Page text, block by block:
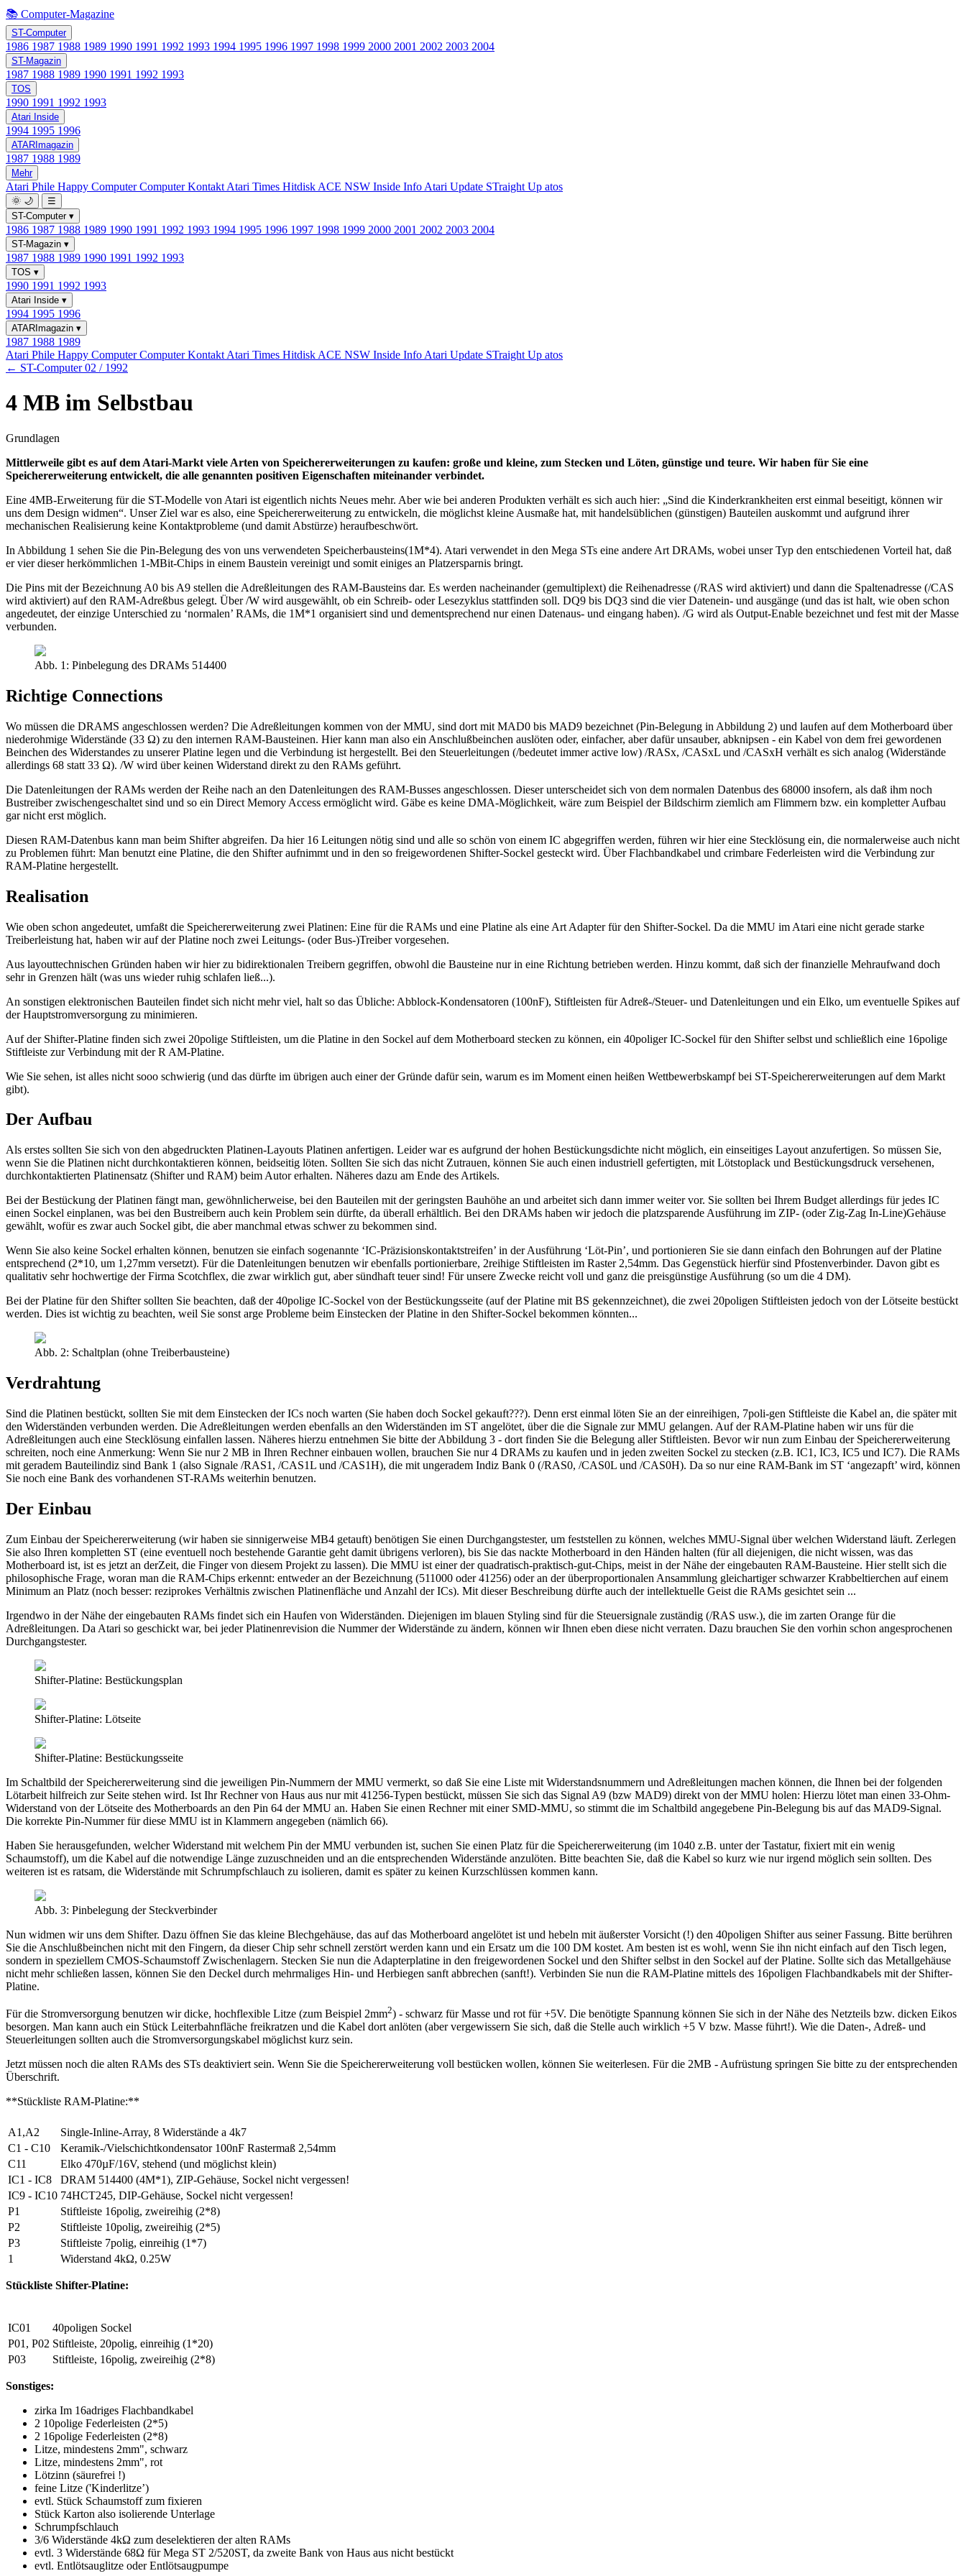
📚 Computer-Magazine
ST-Computer
1986 1987 1988 1989 1990 1991 1992 1993 1994 1995 1996 1997 1998 1999 2000 2001 2002 2003 2004
ST-Magazin
1987 1988 1989 1990 1991 1992 1993
TOS
1990 1991 1992 1993
Atari Inside
1994 1995 1996
ATARImagazin
1987 1988 1989
Mehr
Atari Phile Happy ComputerComputer Kontakt Atari Times Hitdisk ACE NSW Inside Info Atari Update STraight Up atos
🌞 🌙
☰
ST-Computer ▾
1986 1987 1988 1989 1990 1991 1992 1993 1994 1995 1996 1997 1998 1999 2000 2001 2002 2003 2004
ST-Magazin ▾
1987 1988 1989 1990 1991 1992 1993
TOS ▾
1990 1991 1992 1993
Atari Inside ▾
1994 1995 1996
ATARImagazin ▾
1987 1988 1989
Atari Phile Happy ComputerComputer Kontakt Atari Times Hitdisk ACE NSW Inside Info Atari Update STraight Up atos
← ST-Computer 02 / 1992
4 MB im Selbstbau
Grundlagen
Mittlerweile gibt es auf dem Atari-Markt viele Arten von Speichererweiterungen zu kaufen: große und kleine, zum Stecken und Löten, günstige und teure. Wir haben für Sie eine
Speichererweiterung entwickelt, die alle genannten positiven Eigenschaften miteinander verbindet.
Eine 4MB-Erweiterung für die ST-Modelle von Atari ist eigentlich nichts Neues mehr. Aber wie bei anderen Produkten verhält es sich auch hier: „Sind die Kinderkrankheiten erst einmal beseitigt, können wir
uns dem Design widmen“. Unser Ziel war es also, eine Speichererweiterung zu entwickeln, die möglichst kleine Ausmaße hat, mit handelsüblichen (günstigen) Bauteilen auskommt und aufgrund ihrer
mechanischen Realisierung keine Kontaktprobleme (und damit Abstürze) heraufbeschwört.
In Abbildung 1 sehen Sie die Pin-Belegung des von uns verwendeten Speicherbausteins(1M*4). Atari verwendet in den Mega STs eine andere Art DRAMs, wobei unser Typ den entschiedenen Vorteil hat, daß
er vier dieser herkömmlichen 1-MBit-Chips in einem Baustein vereinigt und somit einiges an Platzersparnis bringt.
Die Pins mit der Bezeichnung A0 bis A9 stellen die Adreßleitungen des RAM-Bausteins dar. Es werden nacheinander (gemultiplext) die Reihenadresse (/RAS wird aktiviert) und dann die Spaltenadresse (/CAS
wird aktiviert) auf den RAM-Adreßbus gelegt. Über /W wird ausgewählt, ob ein Schreib- oder Lesezyklus stattfinden soll. DQ9 bis DQ3 sind die vier Datenein- und ausgänge (und das ist halt, wie oben schon
angedeutet, der einzige Unterschied zu ‘normalen’ RAMs, die 1M*1 organisiert sind und dementsprechend nur einen Datenaus- und eingang haben). /G wird als Output-Enable bezeichnet und fest mit der Masse
verbunden.
Abb. 1: Pinbelegung des DRAMs 514400
Richtige Connections
Wo müssen die DRAMS angeschlossen werden? Die Adreßleitungen kommen von der MMU, sind dort mit MAD0 bis MAD9 bezeichnet (Pin-Belegung in Abbildung 2) und laufen auf dem Motherboard über
niederohmige Widerstände (33 Ω) zu den internen RAM-Bausteinen. Hier kann man also ein Anschlußbeinchen auslöten oder, einfacher, aber dafür unsauber, abknipsen - ein Kabel von dem frei gewordenen
Beinchen des Widerstandes zu unserer Platine legen und die Verbindung ist hergestellt. Bei den Steuerleitungen (/bedeutet immer active low) /RASx, /CASxL und /CASxH verhält es sich analog (Widerstände
allerdings 68 statt 33 Ω). /W wird über keinen Widerstand direkt zu den RAMs geführt.
Die Datenleitungen der RAMs werden der Reihe nach an den Datenleitungen des RAM-Busses angeschlossen. Dieser unterscheidet sich von dem normalen Datenbus des 68000 insofern, als daß ihm noch
Bustreiber zwischengeschaltet sind und so ein Direct Memory Access ermöglicht wird. Gäbe es keine DMA-Möglichkeit, wäre zum Beispiel der Bildschirm ziemlich am Flimmern bzw. ein kompletter Aufbau
gar nicht erst möglich.
Diesen RAM-Datenbus kann man beim Shifter abgreifen. Da hier 16 Leitungen nötig sind und alle so schön von einem IC abgegriffen werden, führen wir hier eine Stecklösung ein, die normalerweise auch nicht
zu Problemen führt: Man benutzt eine Platine, die den Shifter aufnimmt und in den so freigewordenen Shifter-Sockel gesteckt wird. Über Flachbandkabel und crimbare Federleisten wird die Verbindung zur
RAM-Platine hergestellt.
Realisation
Wie oben schon angedeutet, umfaßt die Speichererweiterung zwei Platinen: Eine für die RAMs und eine Platine als eine Art Adapter für den Shifter-Sockel. Da die MMU im Atari eine nicht gerade starke
Treiberleistung hat, haben wir auf der Platine noch zwei Leitungs- (oder Bus-)Treiber vorgesehen.
Aus layouttechnischen Gründen haben wir hier zu bidirektionalen Treibern gegriffen, obwohl die Bausteine nur in eine Richtung betrieben werden. Hinzu kommt, daß sich der finanzielle Mehraufwand doch
sehr in Grenzen hält (was uns wieder ruhig schlafen ließ...).
An sonstigen elektronischen Bauteilen findet sich nicht mehr viel, halt so das Übliche: Abblock-Kondensatoren (100nF), Stiftleisten für Adreß-/Steuer- und Datenleitungen und ein Elko, um eventuelle Spikes auf
der Hauptstromversorgung zu minimieren.
Auf der Shifter-Platine finden sich zwei 20polige Stiftleisten, um die Platine in den Sockel auf dem Motherboard stecken zu können, ein 40poliger IC-Sockel für den Shifter selbst und schließlich eine 16polige
Stiftleiste zur Verbindung mit der R AM-Platine.
Wie Sie sehen, ist alles nicht sooo schwierig (und das dürfte im übrigen auch einer der Gründe dafür sein, warum es im Moment einen heißen Wettbewerbskampf bei ST-Speichererweiterungen auf dem Markt
gibt).
Der Aufbau
Als erstes sollten Sie sich von den abgedruckten Platinen-Layouts Platinen anfertigen. Leider war es aufgrund der hohen Bestückungsdichte nicht möglich, ein einseitiges Layout anzufertigen. So müssen Sie,
wenn Sie die Platinen nicht durchkontaktieren können, beidseitig löten. Sollten Sie sich das nicht Zutrauen, können Sie auch einen industriell gefertigten, mit Lötstoplack und Bestückungsdruck versehenen,
durchkontaktierten Platinensatz (Shifter und RAM) beim Autor erhalten. Näheres dazu am Ende des Artikels.
Bei der Bestückung der Platinen fängt man, gewöhnlicherweise, bei den Bauteilen mit der geringsten Bauhöhe an und arbeitet sich dann immer weiter vor. Sie sollten bei Ihrem Budget allerdings für jedes IC
einen Sockel einplanen, was bei den Bustreibern auch kein Problem sein dürfte, da überall erhältlich. Bei den DRAMs haben wir jedoch die platzsparende Ausführung im ZIP- (oder Zig-Zag In-Line)Gehäuse
gewählt, wofür es zwar auch Sockel gibt, die aber manchmal etwas schwer zu bekommen sind.
Wenn Sie also keine Sockel erhalten können, benutzen sie einfach sogenannte ‘IC-Präzisionskontaktstreifen’ in der Ausführung ‘Löt-Pin’, und portionieren Sie sie dann einfach den Bohrungen auf der Platine
entsprechend (2*10, um 1,27mm versetzt). Für die Datenleitungen benutzen wir ebenfalls portionierbare, 2reihige Stiftleisten im Raster 2,54mm. Das Gegenstück hierfür sind Pfostenverbinder. Davon gibt es
qualitativ sehr hochwertige der Firma Scotchflex, die zwar wirklich gut, aber sündhaft teuer sind! Für unsere Zwecke reicht voll und ganz die preisgünstige Ausführung (so um die 4 DM).
Bei der Platine für den Shifter sollten Sie beachten, daß der 40polige IC-Sockel von der Bestückungsseite (auf der Platine mit BS gekennzeichnet), die zwei 20poligen Stiftleisten jedoch von der Lötseite bestückt
werden. Dies ist wichtig zu beachten, weil Sie sonst arge Probleme beim Einstecken der Platine in den Shifter-Sockel bekommen könnten...
Abb. 2: Schaltplan (ohne Treiberbausteine)
Verdrahtung
Sind die Platinen bestückt, sollten Sie mit dem Einstecken der ICs noch warten (Sie haben doch Sockel gekauft???). Denn erst einmal löten Sie an der einreihigen, 7poli-gen Stiftleiste die Kabel an, die später mit
den Widerständen verbunden werden. Die Adreßleitungen werden ebenfalls an den Widerständen im ST angelötet, über die die Signale zur MMU gelangen. Auf der RAM-Platine haben wir uns für die
Adreßleitungen auch eine Stecklösung einfallen lassen. Näheres hierzu entnehmen Sie bitte der Abbildung 3 - dort finden Sie die Belegung aller Stiftleisten. Bevor wir nun zum Einbau der Speichererweiterung
schreiten, noch eine Anmerkung: Wenn Sie nur 2 MB in Ihren Rechner einbauen wollen, brauchen Sie nur 4 DRAMs zu kaufen und in jeden zweiten Sockel zu stecken (z.B. IC1, IC3, IC5 und IC7). Die RAMs
mit geradem Bauteilindiz sind Bank 1 (also Signale /RAS1, /CAS1L und /CAS1H), die mit ungeradem Indiz Bank 0 (/RAS0, /CAS0L und /CAS0H). Da so nur eine RAM-Bank im ST ‘angezapft’ wird, können
Sie noch eine Bank des vorhandenen ST-RAMs weiterhin benutzen.
Der Einbau
Zum Einbau der Speichererweiterung (wir haben sie sinnigerweise MB4 getauft) benötigen Sie einen Durchgangstester, um feststellen zu können, welches MMU-Signal über welchen Widerstand läuft. Zerlegen
Sie also Ihren kompletten ST (eine eventuell noch bestehende Garantie geht damit übrigens verloren), bis Sie das nackte Motherboard in den Händen halten (für all diejenigen, die nicht wissen, was das
Motherboard ist, ist es jetzt an derZeit, die Finger von diesem Projekt zu lassen). Die MMU ist einer der quadratisch-praktisch-gut-Chips, meist in der Nähe der eingebauten RAM-Bausteine. Hier stellt sich die
philosophische Frage, woran man die RAM-Chips erkennt: entweder an der Bezeichnung (511000 oder 41256) oder an der überproportionalen Ansammlung gleichartiger schwarzer Krabbeltierchen auf einem
Minimum an Platz (noch besser: reziprokes Verhältnis zwischen Platinenfläche und Anzahl der ICs). Mit dieser Beschreibung dürfte auch der intellektuelle Geist die RAMs gesichtet sein ...
Irgendwo in der Nähe der eingebauten RAMs findet sich ein Haufen von Widerständen. Diejenigen im blauen Styling sind für die Steuersignale zuständig (/RAS usw.), die im zarten Orange für die
Adreßleitungen. Da Atari so geschickt war, bei jeder Platinenrevision die Nummer der Widerstände zu ändern, können wir Ihnen eben diese nicht verraten. Dazu brauchen Sie den vorhin schon angesprochenen
Durchgangstester.
Shifter-Platine: Bestückungsplan
Shifter-Platine: Lötseite
Shifter-Platine: Bestückungsseite
Im Schaltbild der Speichererweiterung sind die jeweiligen Pin-Nummern der MMU vermerkt, so daß Sie eine Liste mit Widerstandsnummern und Adreßleitungen machen können, die Ihnen bei der folgenden
Lötarbeit hilfreich zur Seite stehen wird. Ist Ihr Rechner von Haus aus nur mit 41256-Typen bestückt, müssen Sie sich das Signal A9 (bzw MAD9) direkt von der MMU holen: Hierzu lötet man einen 33-Ohm-
Widerstand von der Lötseite des Motherboards an den Pin 64 der MMU an. Haben Sie einen Rechner mit einer SMD-MMU, so stimmt die im Schaltbild angegebene Pin-Belegung bis auf das MAD9-Signal.
Die korrekte Pin-Nummer für diese MMU ist in Klammern angegeben (nämlich 66).
Haben Sie herausgefunden, welcher Widerstand mit welchem Pin der MMU verbunden ist, suchen Sie einen Platz für die Speichererweiterung (im 1040 z.B. unter der Tastatur, fixiert mit ein wenig
Schaumstoff), um die Kabel auf die notwendige Länge zuzuschneiden und an die entsprechenden Widerstände anzulöten. Bitte beachten Sie, daß die Kabel so kurz wie nur irgend möglich sein sollten. Des
weiteren ist es ratsam, die Widerstände mit Schrumpfschlauch zu isolieren, damit es später zu keinen Kurzschlüssen kommen kann.
Abb. 3: Pinbelegung der Steckverbinder
Nun widmen wir uns dem Shifter. Dazu öffnen Sie das kleine Blechgehäuse, das auf das Motherboard angelötet ist und hebeln mit äußerster Vorsicht (!) den 40poligen Shifter aus seiner Fassung. Bitte berühren
Sie die Anschlußbeinchen nicht mit den Fingern, da dieser Chip sehr schnell zerstört werden kann und ein Ersatz um die 100 DM kostet. Am besten ist es wohl, wenn Sie ihn nicht einfach auf den Tisch legen,
sondern in speziellem CMOS-Schaumstoff Zwischenlagern. Stecken Sie nun die Adapterplatine in den freigewordenen Sockel und den Shifter selbst in den Sockel auf der Platine. Sollte sich das Metallgehäuse
nicht mehr schließen lassen, können Sie den Deckel durch mehrmaliges Hin- und Herbiegen sanft abbrechen (sanft!). Verbinden Sie nun die RAM-Platine mittels des 16poligen Flachbandkabels mit der Shifter-
Platine.
Für die Stromversorgung benutzen wir dicke, hochflexible Litze (zum Beispiel 2mm2) - schwarz für Masse und rot für +5V. Die benötigte Spannung können Sie sich in der Nähe des Netzteils bzw. dicken Eikos
besorgen. Man kann auch ein Stück Leiterbahnfläche freikratzen und die Kabel dort anlöten (aber vergewissern Sie sich, daß die Stelle auch wirklich +5 V bzw. Masse führt!). Wie die Daten-, Adreß- und
Steuerleitungen sollten auch die Stromversorgungskabel möglichst kurz sein.
Jetzt müssen noch die alten RAMs des STs deaktiviert sein. Wenn Sie die Speichererweiterung voll bestücken wollen, können Sie weiterlesen. Für die 2MB - Aufrüstung springen Sie bitte zu der entsprechenden
Überschrift.
**Stückliste RAM-Platine:**
A1,A2
Single-Inline-Array, 8 Widerstände a 4k7
C1 - C10
Keramik-/Vielschichtkondensator 100nF Rastermaß 2,54mm
C11
Elko 470µF/16V, stehend (und möglichst klein)
IC1 - IC8
DRAM 514400 (4M*1), ZIP-Gehäuse, Sockel nicht vergessen!
IC9 - IC10 74HCT245, DIP-Gehäuse, Sockel nicht vergessen!
P1
Stiftleiste 16polig, zweireihig (2*8)
P2
Stiftleiste 10polig, zweireihig (2*5)
P3
Stiftleiste 7polig, einreihig (1*7)
1
Widerstand 4kΩ, 0.25W
Stückliste Shifter-Platine:
IC01
40poligen Sockel
P01, P02 Stiftleiste, 20polig, einreihig (1*20)
P03
Stiftleiste, 16polig, zweireihig (2*8)
Sonstiges:
zirka Im 16adriges Flachbandkabel
2 10polige Federleisten (2*5)
2 16polige Federleisten (2*8)
Litze, mindestens 2mm", schwarz
Litze, mindestens 2mm", rot
Lötzinn (säurefrei !)
feine Litze ('Kinderlitze’)
evtl. Stück Schaumstoff zum fixieren
Stück Karton also isolierende Unterlage
Schrumpfschlauch
3/6 Widerstände 4kΩ zum deselektieren der alten RAMs
evtl. 3 Widerstände 68Ω für Mega ST 2/520ST, da zweite Bank von Haus aus nicht bestückt
evtl. Entlötsauglitze oder Entlötsaugpumpe